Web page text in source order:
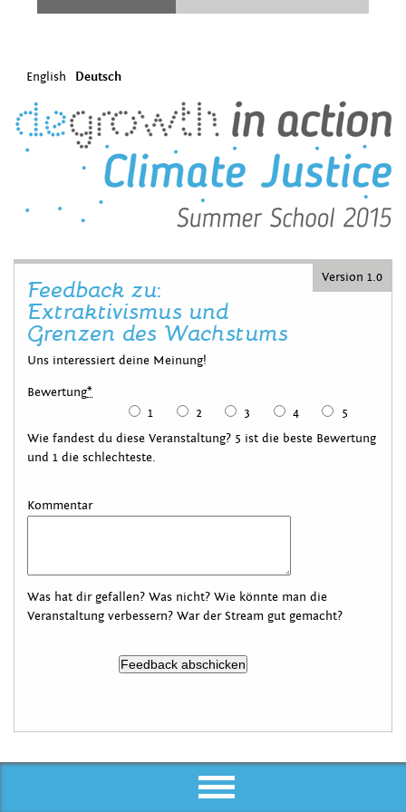
English Deutsch
Version 1.0
Feedback zu:
Extraktivismus und
Grenzen des Wachstums
Uns interessiert deine Meinung!
Bewertung*
1
2 3 4
5
Wie fandest du diese Veranstaltung? 5 ist die beste Bewertung
und 1 die schlechteste.
Kommentar
Was hat dir gefallen? Was nicht? Wie könnte man die
Veranstaltung verbessern? War der Stream gut gemacht?